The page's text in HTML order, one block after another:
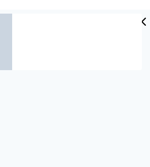
más triste de entre todos los
y una hija que no se llevan, es de